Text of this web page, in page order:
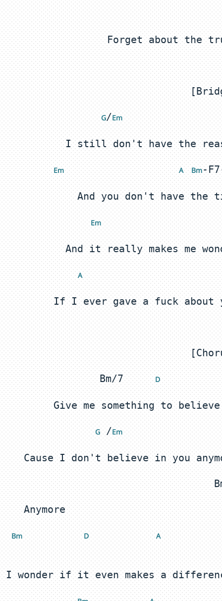
G/Em
Em A Bm
Em
A
D
G /Em
Bm D A